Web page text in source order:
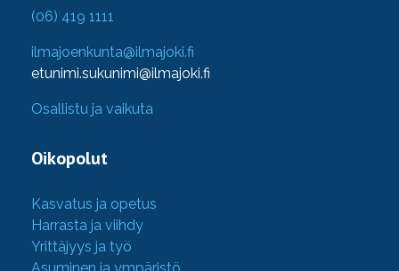
(06) 419 1111
ilmajoenkunta@ilmajoki.fi
etunimi.sukunimi@ilmajoki.fi
Osallistu ja vaikuta
Oikopolut
Kasvatus ja opetus
Harrasta ja viihdy
Yrittäjyys ja työ